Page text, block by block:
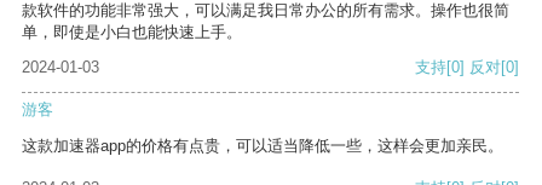
款软件的功能非常强大，可以满足我日常办公的所有需求。操作也很简
单，即使是小白也能快速上手。
2024-01-03
支持[0] 反对[0]
游客
这款加速器app的价格有点贵，可以适当降低一些，这样会更加亲民。